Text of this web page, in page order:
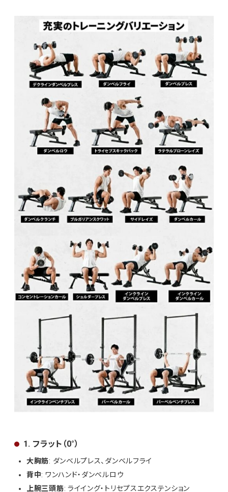
1. フラット（0°）
大胸筋: ダンベルプレス、ダンベルフライ
背中: ワンハンド・ダンベルロウ
上腕三頭筋: ライイング・トリセプスエクステンション